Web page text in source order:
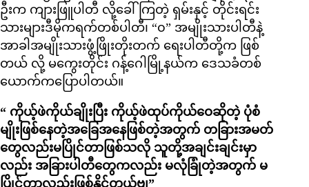
ဦးက ကျားဖြူပါတီ လို့ခေါ်ကြတဲ့ ရှမ်းနှင့် တိုင်းရင်း
သားများဒီမိုကရက်တစ်ပါတီ၊ “၀” အမျိုးသားပါတီနဲ့
အာခါအမျိုးသားဖွံ့ဖြိုးတိုးတက် ရေးပါတီတို့က ဖြစ်
တယ် လို့ မကွေးတိုင်း ဂန့်ဂေါမြို့နယ်က ဒေသခံတစ်
ယောက်ကပြောပါတယ်။
“ ကိုယ့်ဖဲကိုယ်ချိုးပြီး ကိုယ့်ဖဲထုပ်ကိုယ်ဝေဆိုတဲ့ ပုံစံ
မျိုးဖြစ်နေတဲ့အခြေအနေဖြစ်တဲ့အတွက် တခြားအမတ်
တွေလည်းမပြိုင်တာဖြစ်သလို သူတို့အချင်းချင်းမှာ
လည်း အခြားပါတီတွေကလည်း မလုံခြုံတဲ့အတွက် မ
ပြိုင်တာလည်းဖြစ်နိုင်တယ်ဗျ”